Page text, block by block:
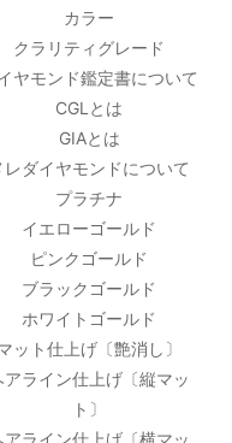
カラー
クラリティグレード
ヤモンド鑑定書について
CGLとは
GIAとは
レダイヤモンドについて
プラチナ
イエローゴールド
ピンクゴールド
ブラックゴールド
ホワイトゴールド
ット仕上げ〔艶消し〕
アライン仕上げ〔縦マッ
ト〕